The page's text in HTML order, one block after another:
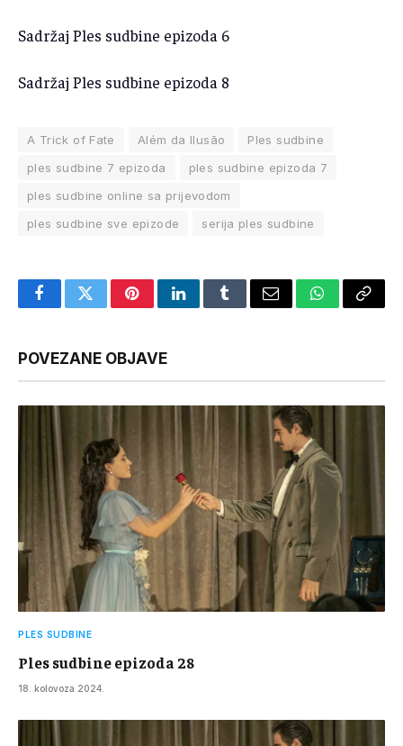
Sadržaj Ples sudbine epizoda 6
Sadržaj Ples sudbine epizoda 8
A Trick of Fate Além da Ilusão
Ples sudbine
ples sudbine 7 epizoda
ples sudbine epizoda 7
ples sudbine online sa prijevodom
ples sudbine sve epizode
serija ples sudbine
FacebookTwitterPinterestLinkedInTumblrEmail WhatsApp
Copy
POVEZANE OBJAVE
PLES SUDBINE
Ples sudbine epizoda 28
18. kolovoza 2024.